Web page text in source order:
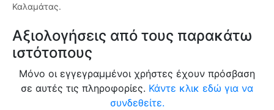
Καλαμάτας.
Αξιολογήσεις από τους παρακάτω
ιστότοπους
Μόνο οι εγγεγραμμένοι χρήστες έχουν πρόσβαση
σε αυτές τις πληροφορίες. Κάντε κλικ εδώ για να
συνδεθείτε.